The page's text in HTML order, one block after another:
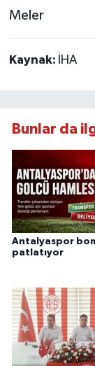
Meler
Kaynak: İHA
Bunlar da
Antalyaspor
patlatıyor